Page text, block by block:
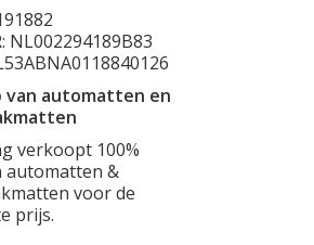
NL002294189B83
van automatten en
verkoopt 100%
automatten &
voor de
prijs.